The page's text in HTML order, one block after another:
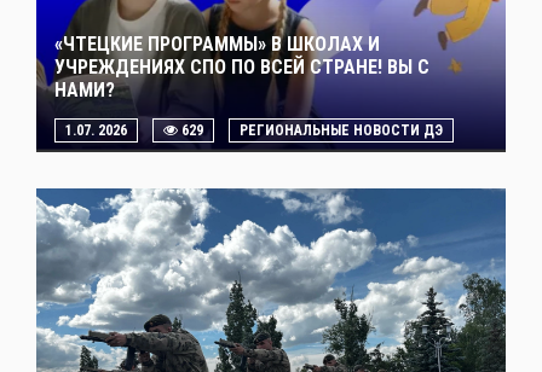
«ЧТЕЦКИЕ ПРОГРАММЫ» В ШКОЛАХ И
УЧРЕЖДЕНИЯХ СПО ПО ВСЕЙ СТРАНЕ! ВЫ С
НАМИ?
1.07. 2026 629 РЕГИОНАЛЬНЫЕ НОВОСТИ ДЭ